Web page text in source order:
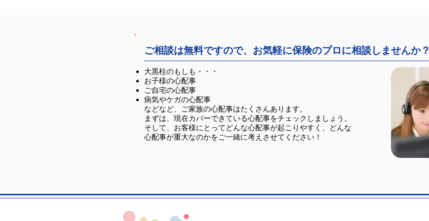
ご相談は無料ですので、お気軽に保険のプロに相談しませんか？
大黒柱のもしも・・・
お子様の心配事
ご自宅の心配事
病気やケガの心配事
などなど、ご家族の心配事はたくさんあります。
まずは、現在カバーできている心配事をチェックしましょう。
そして、お客様にとってどんな心配事が起こりやすく、どんな
心配事が重大なのかをご一緒に考えさせてください！